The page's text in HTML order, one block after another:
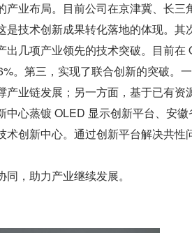
业布局。目前公司在京津冀、长三角
技术创新成果转化落地的体现。其
几项产业领先的技术突破。目前在
。第三，实现了联合创新的突破。
业链发展；另一方面，基于已有资
心蒸镀 OLED 显示创新平台、安徽
创新中心。通过创新平台解决共性
，助力产业继续发展。